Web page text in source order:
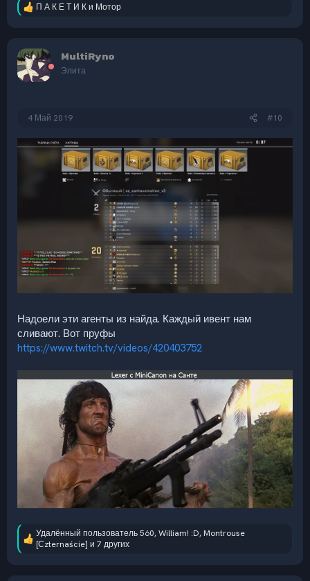
Р
ц
и
и
П А К Е Т И Ки Мотор
MultiRyno
Элита
4 Май 2019 #10
Надоели эти агенты из найда. Каждый ивент нам
сливают. Вот пруфы
https://www.twitch.tv/videos/420403752
Р
е
Удалённый пользователь 560,William! :D, Montrouse
[Сzternaście] и 7 других